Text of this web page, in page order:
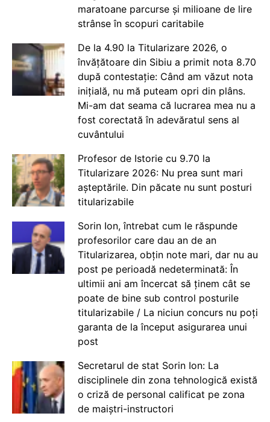
maratoane parcurse și milioane de lire
strânse în scopuri caritabile
De la 4.90 la Titularizare 2026, o
învățătoare din Sibiu a primit nota 8.70
după contestație: Când am văzut nota
inițială, nu mă puteam opri din plâns.
Mi-am dat seama că lucrarea mea nu a
fost corectată în adevăratul sens al
cuvântului
Profesor de Istorie cu 9.70 la
Titularizare 2026: Nu prea sunt mari
așteptările. Din păcate nu sunt posturi
titularizabile
Sorin Ion, întrebat cum le răspunde
profesorilor care dau an de an
Titularizarea, obțin note mari, dar nu au
post pe perioadă nedeterminată: În
ultimii ani am încercat să ținem cât se
poate de bine sub control posturile
titularizabile / La niciun concurs nu poți
garanta de la început asigurarea unui
post
Secretarul de stat Sorin Ion: La
disciplinele din zona tehnologică există
o criză de personal calificat pe zona
de maiștri-instructori